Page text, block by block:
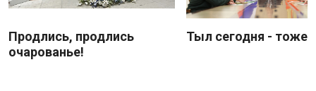
Продлись, продлись
очарованье!
Тыл сегодня - тоже